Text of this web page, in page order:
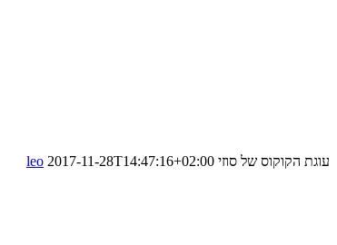
עוגת הקוקוס של סוזי leo 2017-11-28T14:47:16+02:00